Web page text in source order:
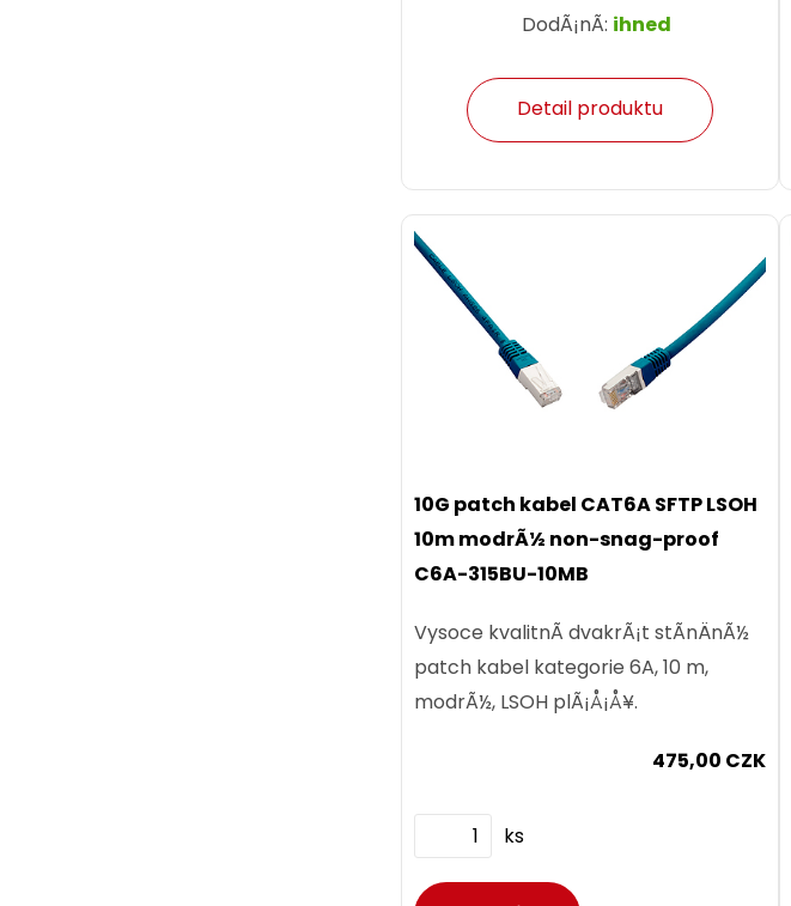
DodÃ¡nÃ­: ihned
Detail produktu
10G patch kabel CAT6A SFTP LSOH
10m modrÃ½ non-snag-proof
C6A-315BU-10MB
Vysoce kvalitnÃ­ dvakrÃ¡t stÃ­nÄnÃ½
patch kabel kategorie 6A, 10 m,
modrÃ½, LSOH plÃ¡Å¡Å¥.
475,00 CZK
ks